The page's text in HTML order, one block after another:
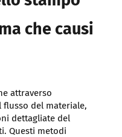
che causi
attraverso
del materiale,
dettagliate del
Questi metodi